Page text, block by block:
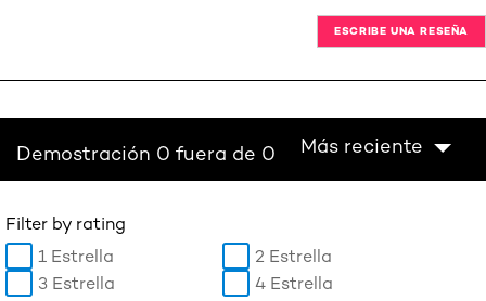
ESCRIBE UNA RESEÑA
Demostración 0 fuera de 0 Más reciente
Filter by rating
1 Estrella
2 Estrella
3 Estrella
4 Estrella